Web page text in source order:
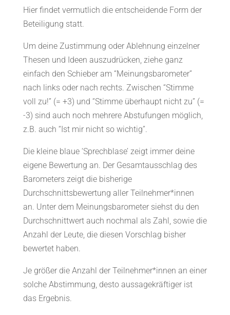
Hier findet vermutlich die entscheidende Form der
Beteiligung statt.
Um deine Zustimmung oder Ablehnung einzelner
Thesen und Ideen auszudrücken, ziehe ganz
einfach den Schieber am “Meinungsbarometer”
nach links oder nach rechts. Zwischen “Stimme
voll zu!” (= +3) und “Stimme überhaupt nicht zu” (=
-3) sind auch noch mehrere Abstufungen möglich,
z.B. auch “Ist mir nicht so wichtig”.
Die kleine blaue ‘Sprechblase’ zeigt immer deine
eigene Bewertung an. Der Gesamtausschlag des
Barometers zeigt die bisherige
Durchschnittsbewertung aller Teilnehmer*innen
an. Unter dem Meinungsbarometer siehst du den
Durchschnittwert auch nochmal als Zahl, sowie die
Anzahl der Leute, die diesen Vorschlag bisher
bewertet haben.
Je größer die Anzahl der Teilnehmer*innen an einer
solche Abstimmung, desto aussagekräftiger ist
das Ergebnis.